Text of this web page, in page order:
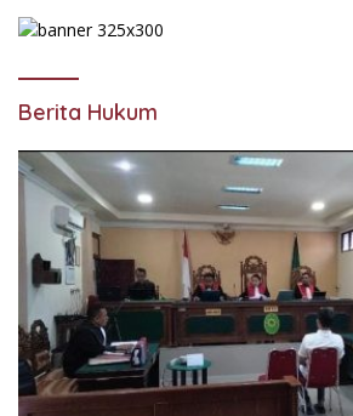
Berita Hukum